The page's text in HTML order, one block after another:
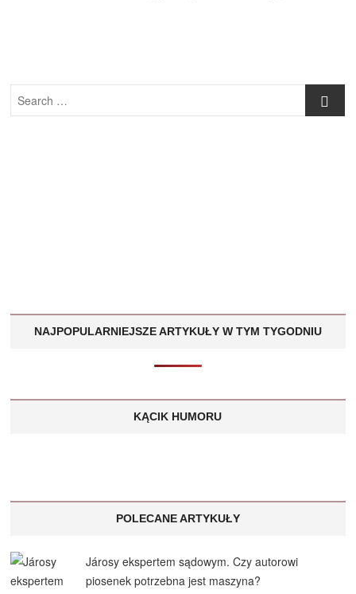
Search
…
NAJPOPULARNIEJSZE ARTYKUŁY W TYM TYGODNIU
KĄCIK HUMORU
POLECANE ARTYKUŁY
Járosy ekspertem sądowym. Czy autorowi
piosenek potrzebna jest maszyna?